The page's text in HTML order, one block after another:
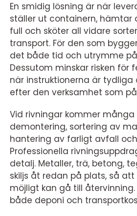
En smidig lösning är när
ställer ut containern, hämtar
full och sköter all vidare
transport. För den som
det både tid och utrymme
Dessutom minskar risken för
när instruktionerna är tydliga
efter den verksamhet som
Vid rivningar kommer
demontering, sortering av
hantering av farligt avfall
Professionella
detalj. Metaller, trä, betong,
skiljs åt redan på plats, så
möjligt kan gå till
både deponi och